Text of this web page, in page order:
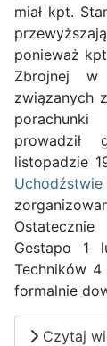
miał kpt.
ponieważ
Zbrojnej
związanych
prowadził
listopadzie
Uchodźstwie
Gestapo 1
Techników
formalnie
Czytaj